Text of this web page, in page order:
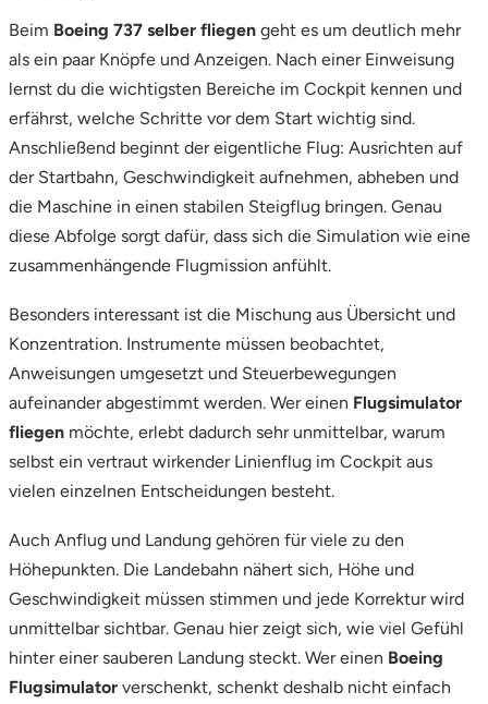
Beim Boeing 737 selber fliegen geht es um deutlich mehr
als ein paar Knöpfe und Anzeigen. Nach einer Einweisung
lernst du die wichtigsten Bereiche im Cockpit kennen und
erfährst, welche Schritte vor dem Start wichtig sind.
Anschließend beginnt der eigentliche Flug: Ausrichten auf
der Startbahn, Geschwindigkeit aufnehmen, abheben und
die Maschine in einen stabilen Steigflug bringen. Genau
diese Abfolge sorgt dafür, dass sich die Simulation wie eine
zusammenhängende Flugmission anfühlt.
Besonders interessant ist die Mischung aus Übersicht und
Konzentration. Instrumente müssen beobachtet,
Anweisungen umgesetzt und Steuerbewegungen
aufeinander abgestimmt werden. Wer einen Flugsimulator
fliegen möchte, erlebt dadurch sehr unmittelbar, warum
selbst ein vertraut wirkender Linienflug im Cockpit aus
vielen einzelnen Entscheidungen besteht.
Auch Anflug und Landung gehören für viele zu den
Höhepunkten. Die Landebahn nähert sich, Höhe und
Geschwindigkeit müssen stimmen und jede Korrektur wird
unmittelbar sichtbar. Genau hier zeigt sich, wie viel Gefühl
hinter einer sauberen Landung steckt. Wer einen Boeing
Flugsimulator verschenkt, schenkt deshalb nicht einfach
Witten
Würzburg
Zweibrücken
Zwickau